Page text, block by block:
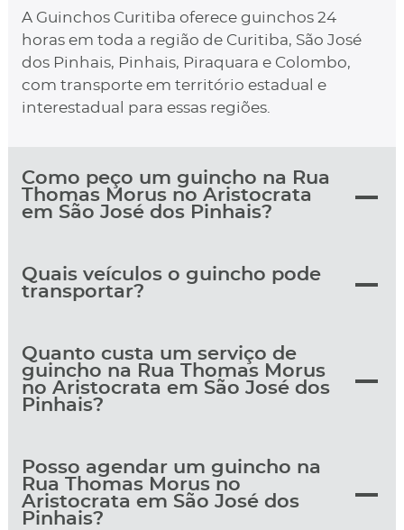
A Guinchos Curitiba oferece guinchos 24
horas em toda a região de Curitiba, São José
dos Pinhais, Pinhais, Piraquara e Colombo,
com transporte em território estadual e
interestadual para essas regiões.
Como peço um guincho na Rua
Thomas Morus no Aristocrata
em São José dos Pinhais?
Quais veículos o guincho pode
transportar?
Quanto custa um serviço de
guincho na Rua Thomas Morus
no Aristocrata em São José dos
Pinhais?
Posso agendar um guincho na
Rua Thomas Morus no
Aristocrata em São José dos
Pinhais?